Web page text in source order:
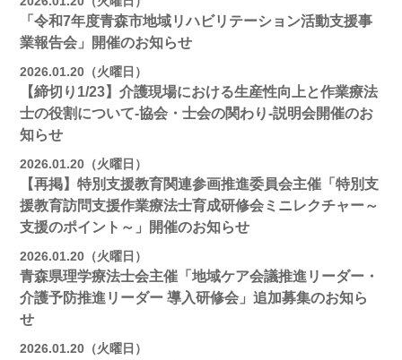
「令和7年度青森市地域リハビリテーション活動支援事
業報告会」開催のお知らせ
2026.01.20（火曜日）
【締切り1/23】介護現場における生産性向上と作業療法
士の役割について-協会・士会の関わり-説明会開催のお
知らせ
2026.01.20（火曜日）
【再掲】特別支援教育関連参画推進委員会主催「特別支
援教育訪問支援作業療法士育成研修会ミニレクチャー～
支援のポイント～」開催のお知らせ
2026.01.20（火曜日）
青森県理学療法士会主催「地域ケア会議推進リーダー・
介護予防推進リーダー 導入研修会」追加募集のお知ら
せ
2026.01.20（火曜日）